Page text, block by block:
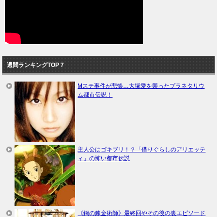
週間ランキングTOP７
Mステ事件が悲惨…大塚愛を襲ったプラネタリウ
ム都市伝説！
主人公はゴキブリ！？「借りぐらしのアリエッテ
ィ」の怖い都市伝説
《鋼の錬金術師》最終回やその後の裏エピソード